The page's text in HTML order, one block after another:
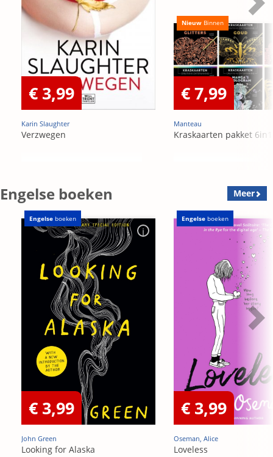
€ 3,99
Karin Slaughter
Verzwegen
Nieuw Binnen
€ 7,99
Manteau
Kraskaarten pakket 6in1
Engelse boeken Meer
Engelse boeken
€ 3,99
John Green
Looking for Alaska
Engelse boeken
€ 3,99
Oseman, Alice
Loveless